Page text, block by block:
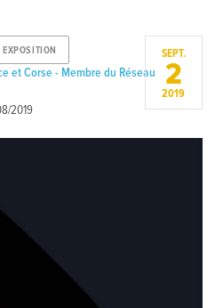
EXPOSITION
et Corse - Membre du Réseau
2019
SEPT.
2
2019